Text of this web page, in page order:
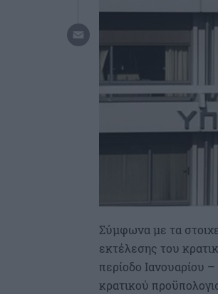
Σύμφωνα με τα
εκτέλεσης του
περίοδο Ιανουαρίου
κρατικού